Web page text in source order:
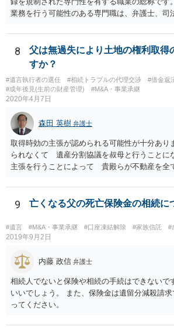
業務を行う可能性のある専門職は、弁護士、司
士はほぼ無条件で成年後見人に選任されるわけ
受講して継続研修を受講し続ける必要があり
選任された場合には専門職後見人と呼ぶことに
8
父は無過失により土地の権利取得
すか？
#遺言執行者の選任 #相続トラブルの代理交渉
#借金返
#成年後見(生前の財産管理)
#M&A・事業承継
2020年4月7日
森田 英樹 弁護士
取得時効の主張が認められる可能性が十分あり
られなくて 遺産分割協議を叔母と行うこと
主張を行うことによって 貴殿らが不動産を全
9 亡くなる父の死亡保険金の相続に
#遺言 #M&A・事業承継 #口座凍結解除 #家族信託 #
2019年9月2日
内藤 政信 弁護士
相続人でないと保険や相続の手続はできないで
いいでしょう。 また、保険金は遺留分減殺請
ってください。